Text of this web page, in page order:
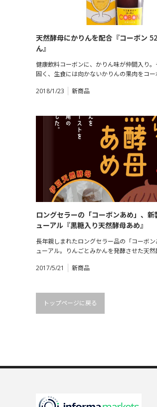
天然酵母にかりんを配合『コーボン
ん』
健康飲料コーボンに、かりん味が仲間入り
固く、生食には向かないかりんの果肉をコ
2018/1/23
新商品
ロングセラーの「コーボンあめ」、新
ューアル『黒糖入り天然酵母あめ』
長年親しまれたロングセラー品の「コーボ
ューアル。りんごとみかんを発酵させた天
2017/5/21
新商品
トップページに戻る